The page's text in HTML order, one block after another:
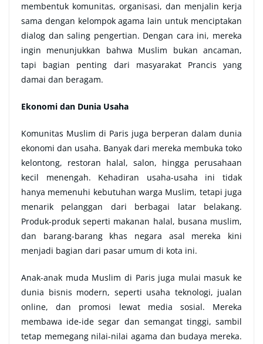
membentuk komunitas, organisasi, dan menjalin kerja
sama dengan kelompok agama lain untuk menciptakan
dialog dan saling pengertian. Dengan cara ini, mereka
ingin menunjukkan bahwa Muslim bukan ancaman,
tapi bagian penting dari masyarakat Prancis yang
damai dan beragam.
Ekonomi dan Dunia Usaha
Komunitas Muslim di Paris juga berperan dalam dunia
ekonomi dan usaha. Banyak dari mereka membuka toko
kelontong, restoran halal, salon, hingga perusahaan
kecil menengah. Kehadiran usaha-usaha ini tidak
hanya memenuhi kebutuhan warga Muslim, tetapi juga
menarik pelanggan dari berbagai latar belakang.
Produk-produk seperti makanan halal, busana muslim,
dan barang-barang khas negara asal mereka kini
menjadi bagian dari pasar umum di kota ini.
Anak-anak muda Muslim di Paris juga mulai masuk ke
dunia bisnis modern, seperti usaha teknologi, jualan
online, dan promosi lewat media sosial. Mereka
membawa ide-ide segar dan semangat tinggi, sambil
tetap memegang nilai-nilai agama dan budaya mereka.